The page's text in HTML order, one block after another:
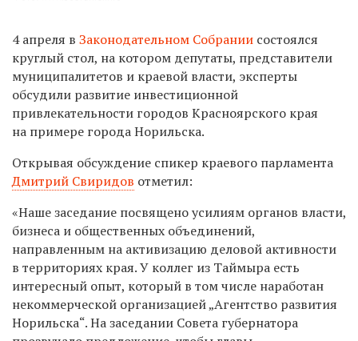
4 апреля в Законодательном Собрании состоялся
круглый стол, на котором депутаты, представители
муниципалитетов и краевой власти, эксперты
обсудили развитие инвестиционной
привлекательности городов Красноярского края
на примере города Норильска.
Открывая обсуждение спикер краевого парламента
Дмитрий Свиридов отметил:
«Наше заседание посвящено усилиям органов власти,
бизнеса и общественных объединений,
направленным на активизацию деловой активности
в территориях края. У коллег из Таймыра есть
интересный опыт, который в том числе наработан
некоммерческой организацией „Агентство развития
Норильска“. На заседании Совета губернатора